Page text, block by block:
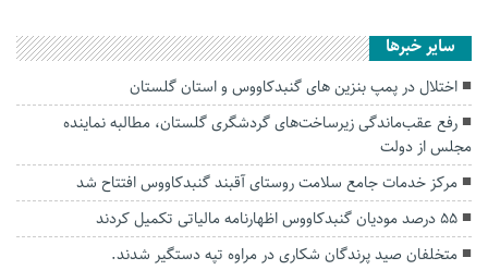
سایر خبرها
اختلال در پمپ ‎‌بنزین‌ های گنبدکاووس و استان گلستان
رفع عقب‌ماندگی زیرساخت‌های گردشگری گلستان، مطالبه نماینده
مجلس از دولت
مرکز خدمات جامع سلامت روستای آقبند گنبدکاووس افتتاح شد
۵۵ درصد مودیان گنبدکاووس اظهارنامه مالیاتی تکمیل کردند
متخلفان صید پرندگان شکاری در مراوه تپه دستگیر شدند.